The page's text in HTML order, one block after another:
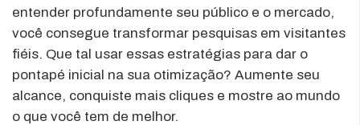
entender profundamente seu público e o mercado,
você consegue transformar pesquisas em visitantes
fiéis. Que tal usar essas estratégias para dar o
pontapé inicial na sua otimização? Aumente seu
alcance, conquiste mais cliques e mostre ao mundo
o que você tem de melhor.